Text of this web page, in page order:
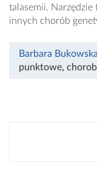
talasemii. Narzędzie
innych chorób
Barbara Bukowska
punktowe,